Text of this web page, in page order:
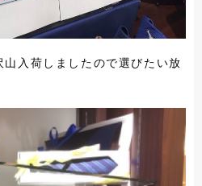
入荷しましたので選びたい放